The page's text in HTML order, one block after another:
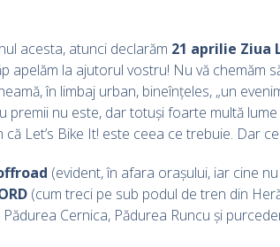
acesta, atunci declarăm 21 aprilie Ziua
apelăm la ajutorul vostru! Nu vă chemăm
în limbaj urban, bineînțeles, „un
premii nu este, dar totuși foarte multă
Let’s Bike It! este ceea ce trebuie. Dar
(evident, în afara orașului, iar cine
(cum treci pe sub podul de tren din
Cernica, Pădurea Runcu și